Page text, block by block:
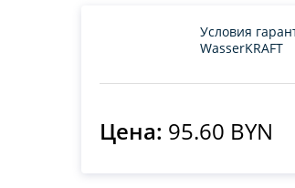
Условия
WasserKRAFT
Цена: 95.60 BYN